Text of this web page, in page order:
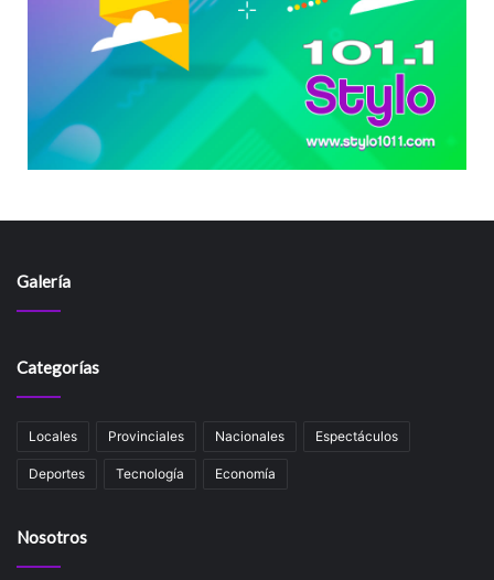
Galería
Categorías
Locales Provinciales Nacionales Espectáculos
Deportes Tecnología Economía
Nosotros